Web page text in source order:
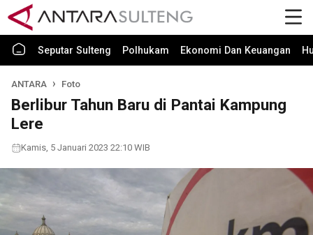
Seputar Sulteng Polhukam Ekonomi Dan Keuangan
ANTARA Foto
Berlibur Tahun Baru di Pantai Kampung
Lere
Kamis, 5 Januari 2023 22:10 WIB